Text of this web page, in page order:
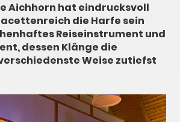
Aichhorn hat eindrucksvoll
die Harfe sein
Reiseinstrument und
dessen Klänge die
Weise zutiefst